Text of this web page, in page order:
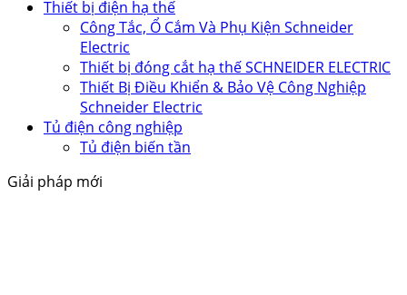
Thiết bị điện hạ thế
Công Tắc, Ổ Cắm Và Phụ Kiện Schneider
Electric
Thiết bị đóng cắt hạ thế SCHNEIDER ELECTRIC
Thiết Bị Điều Khiển & Bảo Vệ Công Nghiệp
Schneider Electric
Tủ điện công nghiệp
Tủ điện biến tần
Giải pháp mới